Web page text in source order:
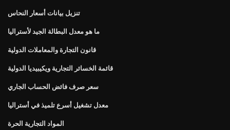
تنزيل بيانات أسعار النحاس
ما هو معدل البطالة الجيد لأستراليا
قانون التجارة والمعاملات الدولية
قائمة الخسائر التجارية ويكيبيديا الدولية
سعر صرف فائض الحساب الجاري
معدل تشغيل أسرع تلميذ في أستراليا
المواد التجارية الحرة